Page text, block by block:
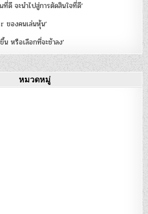
ดี จะนำไปสู่การตัดสินใจที่ดี’
ของคนเล่นหุ้น’
น หรือเลือกที่จะช้าลง’
หมวดหมู่